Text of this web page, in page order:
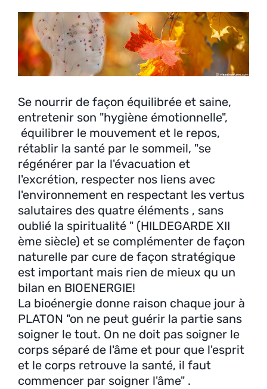
Se nourrir de façon équilibrée et saine,
entretenir son "hygiène émotionnelle",
équilibrer le mouvement et le repos,
rétablir la santé par le sommeil, "se
régénérer par la l'évacuation et
l'excrétion, respecter nos liens avec
l'environnement en respectant les vertus
salutaires des quatre éléments , sans
oublié la spiritualité " (HILDEGARDE XII
ème siècle) et se complémenter de façon
naturelle par cure de façon stratégique
est important mais rien de mieux qu un
bilan en BIOENERGIE!
La bioénergie donne raison chaque jour à
PLATON "on ne peut guérir la partie sans
soigner le tout. On ne doit pas soigner le
corps séparé de l'âme et pour que l'esprit
et le corps retrouve la santé, il faut
commencer par soigner l'âme" .